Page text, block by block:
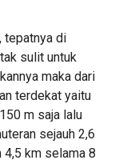
tepatnya di
sulit untuk
maka dari
terdekat yaitu
m saja lalu
sejauh 2,6
4,5 km selama 8